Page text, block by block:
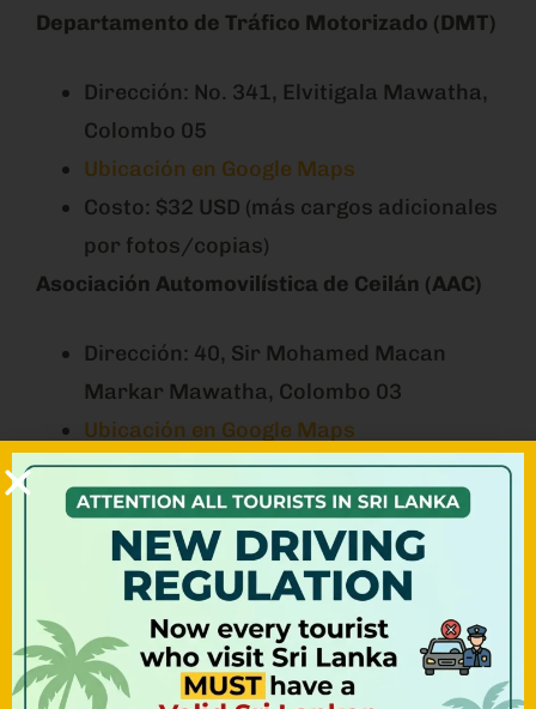
Departamento de Tráfico Motorizado (DMT)
Dirección: No. 341, Elvitigala Mawatha,
Colombo 05
Ubicación en Google Maps
Costo: $32 USD (más cargos adicionales
por fotos/copias)
Asociación Automovilística de Ceilán (AAC)
Dirección: 40, Sir Mohamed Macan
Markar Mawatha, Colombo 03
Ubicación en Google Maps
Costo: $32 USD (más cargos
adicionales)
Detalles de las Oficinas:
Horarios
: Lunes a viernes, 8:00 AM –
3:00 PM
Tiempo de Procesamiento
: 3-4 horas